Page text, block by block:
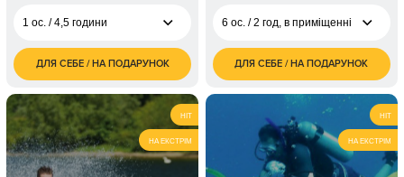
1 ос. / 4,5 години
20 800
грн
1 ос. / 90 хвилин
6 500
грн
ДЛЯ СЕБЕ / НА ПОДАРУНОК
6 ос. / 2 год, в приміщенні
6 ос. / 2 год, в
приміщенні
грн
10 ос. / 2 год, в
приміщенні
10 000
грн
6 ос. / 2 год, на
природі
4 200
грн
ДЛЯ СЕБЕ / НА ПОДАРУНОК
HIT
НА ЕКСТРІМ
HIT
НА ЕКСТРІМ